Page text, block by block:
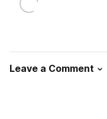
Leave a Comment